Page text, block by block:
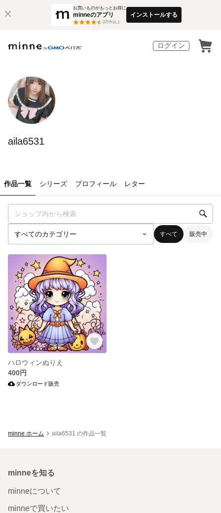
お買いものがもっとお得に
minneのアプリ
3万件以上
インストールする
ログイン
aila6531
作品一覧 シリーズ プロフィール レター
すべて 販売中
ハロウィンぬりえ
400円
ダウンロード販売
minne ホーム aila6531 の作品一覧
minneを知る
minneについて
minneで買いたい